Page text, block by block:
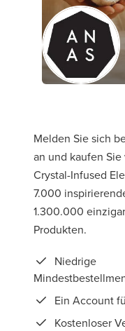
Melden Sie sich
an und kaufen Sie
Crystal-Infused
7.000
1.300.000
Produkten.
Niedrige
Ein Account
Kostenloser